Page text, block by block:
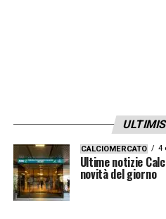
CALCIOMERCATO 4
Ultime notizie
novità del giorno